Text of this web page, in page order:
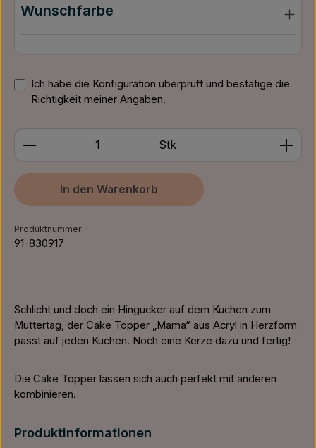
Wunschfarbe
Ich habe die Konfiguration überprüft und bestätige die
Richtigkeit meiner Angaben.
Produkt Anzahl: Gib den gewünschten Wert ein
Stk
In den Warenkorb
Produktnummer:
91-830917
Schlicht und doch ein Hingucker auf dem Kuchen zum
Muttertag, der Cake Topper „Mama“ aus Acryl in Herzform
passt auf jeden Kuchen. Noch eine Kerze dazu und fertig!
Die Cake Topper lassen sich auch perfekt mit anderen
kombinieren.
Produktinformationen